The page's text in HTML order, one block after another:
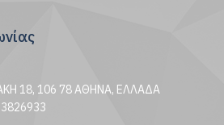
18, 106 78 ΑΘΗΝΑ, ΕΛΛΑΔΑ